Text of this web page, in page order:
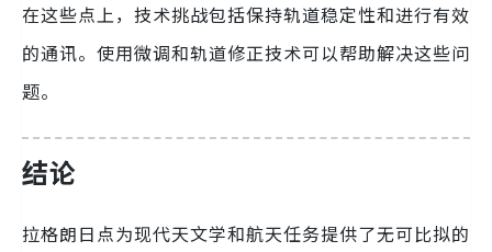
在这些点上，技术挑战包括保持轨道稳定性和进行有效
的通讯。使用微调和轨道修正技术可以帮助解决这些问
题。
结论
拉格朗日点为现代天文学和航天任务提供了无可比拟的